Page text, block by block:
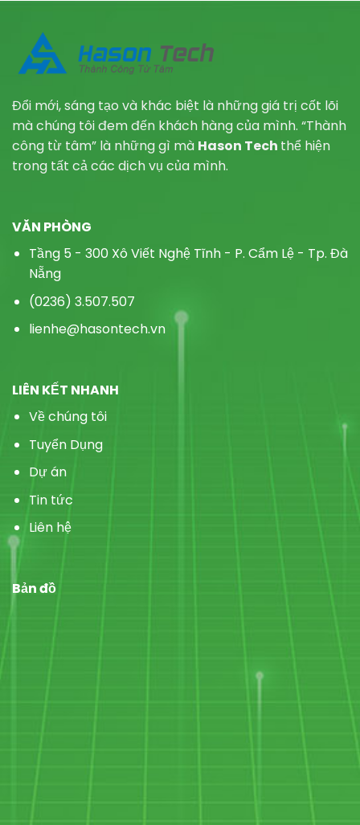
Đổi mới, sáng tạo và khác biệt là những giá trị cốt lõi
mà chúng tôi đem đến khách hàng của mình. “Thành
công từ tâm” là những gì mà Hason Tech thể hiện
trong tất cả các dịch vụ của mình.
VĂN PHÒNG
Tầng 5 - 300 Xô Viết Nghệ Tĩnh - P. Cẩm Lệ - Tp. Đà
Nẵng
(0236) 3.507.507
lienhe@hasontech.vn
LIÊN KẾT NHANH
Về chúng tôi
Tuyển Dụng
Dự án
Tin tức
Liên hệ
Bản đồ